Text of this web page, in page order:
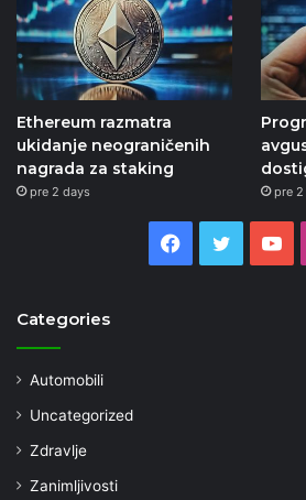
Ethereum razmatra
ukidanje neograničenih
nagrada za staking
pre 2 days pre 2
Facebook
Twitter
Categories
Automobili
Uncategorized
Zdravlje
Zanimljivosti